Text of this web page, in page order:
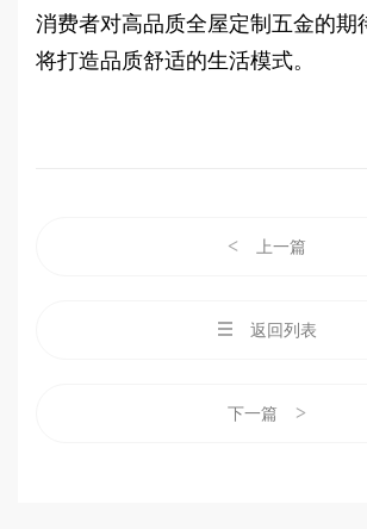
消费者对高品质全屋定制五金的期
将打造品质舒适的生活模式。
< 上一篇
返回列表
下一篇 >